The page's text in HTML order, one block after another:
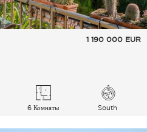
1 190 000 EUR
6 Комнаты South